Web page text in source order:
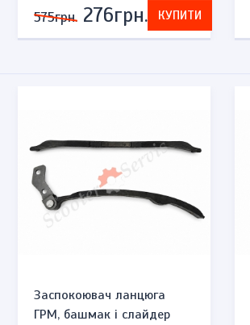
575грн. 276грн. КУПИТИ
Заспокоювач ланцюга
ГРМ, башмак і слайдер